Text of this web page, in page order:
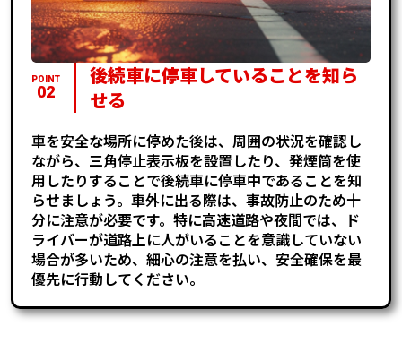
POINT
02
後続車に停車していることを知ら
せる
車を安全な場所に停めた後は、周囲の状況を確認し
ながら、三角停止表示板を設置したり、発煙筒を使
用したりすることで後続車に停車中であることを知
らせましょう。車外に出る際は、事故防止のため十
分に注意が必要です。特に高速道路や夜間では、ド
ライバーが道路上に人がいることを意識していない
場合が多いため、細心の注意を払い、安全確保を最
優先に行動してください。